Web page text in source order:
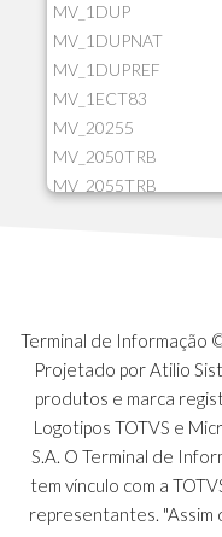
MV_1DUP
MV_1DUPNAT
MV_1DUPREF
MV_1ECT83
MV_20255
MV_2050TRB
MV_2055TRB
MV_2GNOINC
MV_320SLD
MV_325PMDA
MV_330ATCM
MV_340LOCK
MV_3DUPREF
MV_5CLIFOR
Terminal de Informação
Projetado por Atilio
produtos e marca
Logotipos TOTVS e
S.A. O Terminal de
tem vínculo com a
representantes. "Assim